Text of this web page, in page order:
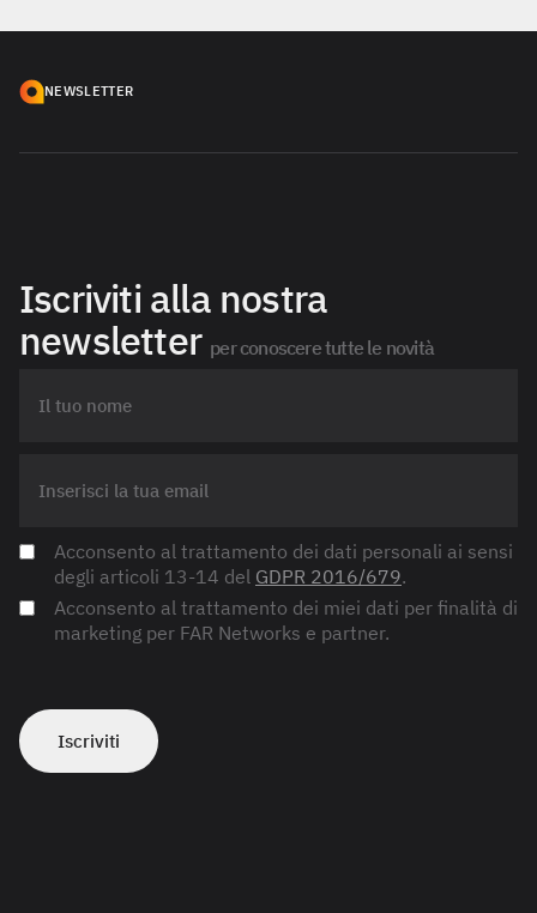
NEWSLETTER
Iscriviti alla nostra
newsletter per conoscere tutte le novità
Acconsento al trattamento dei dati personali ai sensi
degli articoli 13-14 del GDPR 2016/679.
Acconsento al trattamento dei miei dati per finalità di
marketing per FAR Networks e partner.
Iscriviti